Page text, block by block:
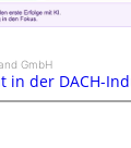
GmbH
in der DACH-